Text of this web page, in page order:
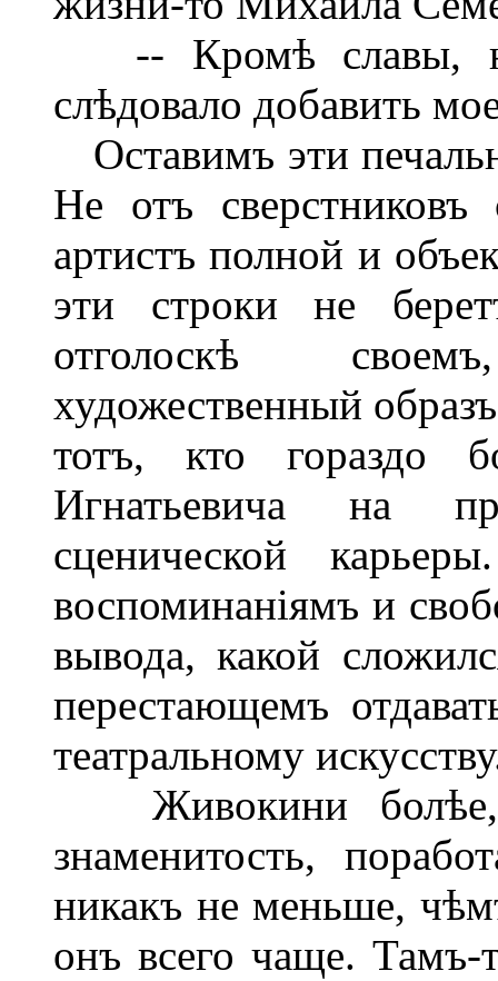
-- Кромѣ славы,
слѣдовало добавить
Оставимъ эти
Не отъ
артистъ полной и
эти строки не
отголоскѣ
художественный
тотъ, кто гораздо
Игнатьевича на
сценической
воспоминаніямъ и
вывода, какой
перестающемъ
театральному
Живокини болѣе,
знаменитость,
никакъ не меньше,
онъ всего чаще.